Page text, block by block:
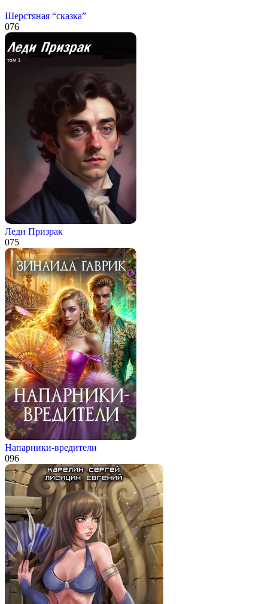
Шерстяная “сказка”
076
Леди Призрак
075
Напарники-вредители
096